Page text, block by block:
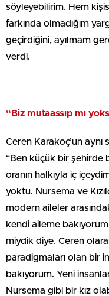
söyleyebilirim. Hem
farkında olmadığım
geçirdiğini, ayılmam
verdi.
“Biz mutaassıp mı
Ceren Karakoç’un aynı
“Ben küçük bir şehirde
oranın halkıyla iç
yoktu. Nursema ve
modern aileler
kendi aileme
miydik diye. Ceren
paradigmaları olan bir
bakıyorum. Yeni
Nursema gibi bir kız